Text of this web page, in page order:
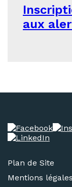
aux
Plan de Site
Mentions légales